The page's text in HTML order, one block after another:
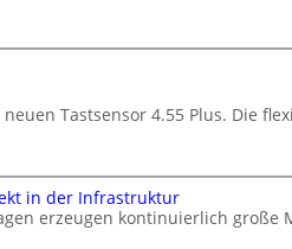
Tastsensor 4.55 Plus. Die
in der Infrastruktur
erzeugen kontinuierlich große